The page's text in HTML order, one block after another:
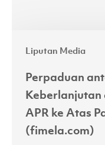
Liputan Media
antara
Kesederhanaan
dan
Keberlanjutan
dari
Serat
Perpaduan
Keberlanjutan
APR ke Atas
(fimela.com)